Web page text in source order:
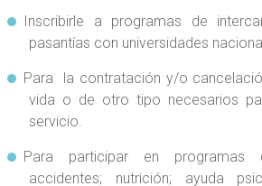
Inscribirle a programas de
pasantías con universidades
Para la contratación y/o
vida o de otro tipo necesarios
servicio.
Para participar en programas
accidentes; nutrición; ayuda